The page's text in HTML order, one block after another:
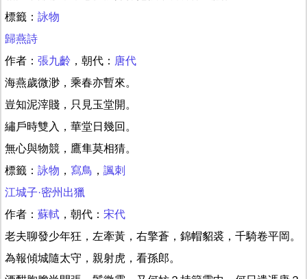
標籤： 詠物
歸燕詩
作者： 張九齡 ，朝代： 唐代
海燕歲微渺，乘春亦暫來。
豈知泥滓賤，只見玉堂開。
繡戶時雙入，華堂日幾回。
無心與物競，鷹隼莫相猜。
標籤： 詠物 ， 寫鳥 ， 諷刺
江城子·密州出獵
作者： 蘇軾 ，朝代： 宋代
老夫聊發少年狂，左牽黃，右擎蒼，錦帽貂裘，千騎卷平岡。
為報傾城隨太守，親射虎，看孫郎。